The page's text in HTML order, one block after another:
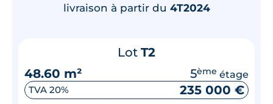
livraison à partir du 4T2024
Lot T2
48.60 m²
5ème étage
TVA 20% 235 000 €